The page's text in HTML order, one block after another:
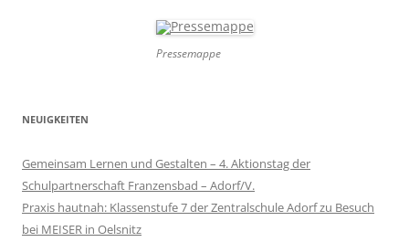
Pressemappe
NEUIGKEITEN
Gemeinsam Lernen und Gestalten – 4. Aktionstag der
Schulpartnerschaft Franzensbad – Adorf/V.
Praxis hautnah: Klassenstufe 7 der Zentralschule Adorf zu Besuch
bei MEISER in Oelsnitz